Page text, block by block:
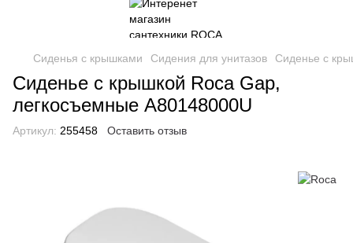
Сиденья с крышками Сидения для унитазов Сиденье с
Сиденье с крышкой Roca Gap,
легкосъемные A80148000U
Артикул: 255458 Оставить отзыв